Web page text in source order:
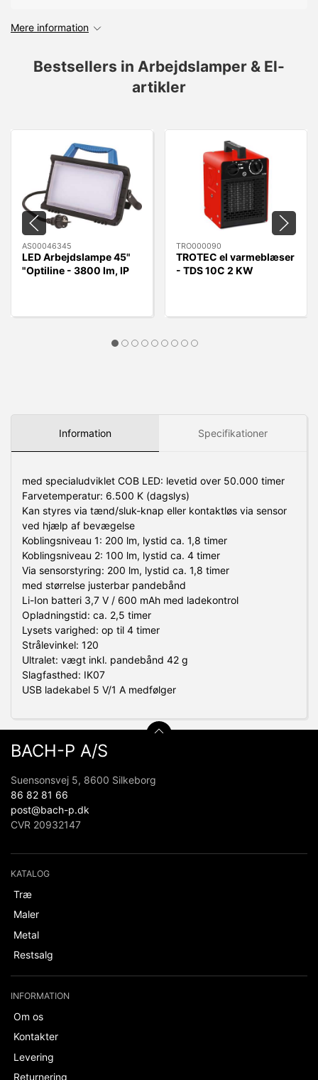
Mere information
Bestsellers in Arbejdslamper & El-
artikler
AS00046345
LED Arbejdslampe 45"
"Optiline - 3800 lm, IP
TRO000090
TROTEC el varmeblæser
- TDS 10C 2 KW
Information Specifikationer
med specialudviklet COB LED: levetid over 50.000 timer
Farvetemperatur: 6.500 K (dagslys)
Kan styres via tænd/sluk-knap eller kontaktløs via sensor
ved hjælp af bevægelse
Koblingsniveau 1: 200 lm, lystid ca. 1,8 timer
Koblingsniveau 2: 100 lm, lystid ca. 4 timer
Via sensorstyring: 200 lm, lystid ca. 1,8 timer
med størrelse justerbar pandebånd
Li-Ion batteri 3,7 V / 600 mAh med ladekontrol
Opladningstid: ca. 2,5 timer
Lysets varighed: op til 4 timer
Strålevinkel: 120
Ultralet: vægt inkl. pandebånd 42 g
Slagfasthed: IK07
USB ladekabel 5 V/1 A medfølger
BACH-P A/S
Suensonsvej 5, 8600 Silkeborg
86 82 81 66
post@bach-p.dk
CVR 20932147
KATALOG
Træ
Maler
Metal
Restsalg
INFORMATION
Om os
Kontakter
Levering
Returnering